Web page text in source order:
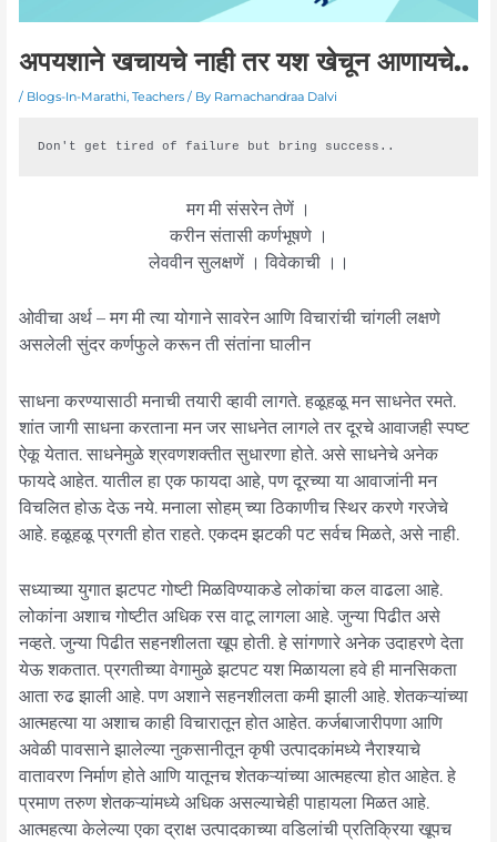
अपयशाने खचायचे नाही तर यश खेचून आणायचे..
/ Blogs-In-Marathi Teachers/ By Ramachandraa Dalvi
Don't get tired of failure but bring success..
मग मी संसरेन तेणें ।
करीन संतासी कर्णभूषणे ।
लेववीन सुलक्षणें । विवेकाची ।।
ओवीचा अर्थ – मग मी त्या योगाने सावरेन आणि विचारांची चांगली लक्षणे
असलेली सुंदर कर्णफुले करून ती संतांना घालीन
साधना करण्यासाठी मनाची तयारी व्हावी लागते. हळूहळू मन साधनेत रमते.
शांत जागी साधना करताना मन जर साधनेत लागले तर दूरचे आवाजही स्पष्ट
ऐकू येतात. साधनेमुळे श्रवणशक्तीत सुधारणा होते. असे साधनेचे अनेक
फायदे आहेत. यातील हा एक फायदा आहे, पण दूरच्या या आवाजांनी मन
विचलित होऊ देऊ नये. मनाला सोहम् च्या ठिकाणीच स्थिर करणे गरजेचे
आहे. हळूहळू प्रगती होत राहते. एकदम झटकी पट सर्वच मिळते, असे नाही.
सध्याच्या युगात झटपट गोष्टी मिळविण्याकडे लोकांचा कल वाढला आहे.
लोकांना अशाच गोष्टीत अधिक रस वाटू लागला आहे. जुन्या पिढीत असे
नव्हते. जुन्या पिढीत सहनशीलता खूप होती. हे सांगणारे अनेक उदाहरणे देता
येऊ शकतात. प्रगतीच्या वेगामुळे झटपट यश मिळायला हवे ही मानसिकता
आता रुढ झाली आहे. पण अशाने सहनशीलता कमी झाली आहे. शेतकऱ्यांच्या
आत्महत्या या अशाच काही विचारातून होत आहेत. कर्जबाजारीपणा आणि
अवेळी पावसाने झालेल्या नुकसानीतून कृषी उत्पादकांमध्ये नैराश्याचे
वातावरण निर्माण होते आणि यातूनच शेतकऱ्यांच्या आत्महत्या होत आहेत. हे
प्रमाण तरुण शेतकऱ्यांमध्ये अधिक असल्याचेही पाहायला मिळत आहे.
आत्महत्या केलेल्या एका द्राक्ष उत्पादकाच्या वडिलांची प्रतिक्रिया खूपच